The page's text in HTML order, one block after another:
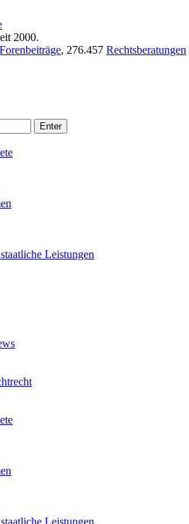
2000.
Forenbeiträge, 276.457 Rechtsberatungen
Enter
Leistungen
Leistungen